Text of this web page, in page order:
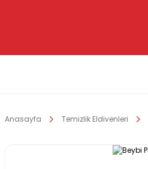
Anasayfa Temizlik Eldivenleri